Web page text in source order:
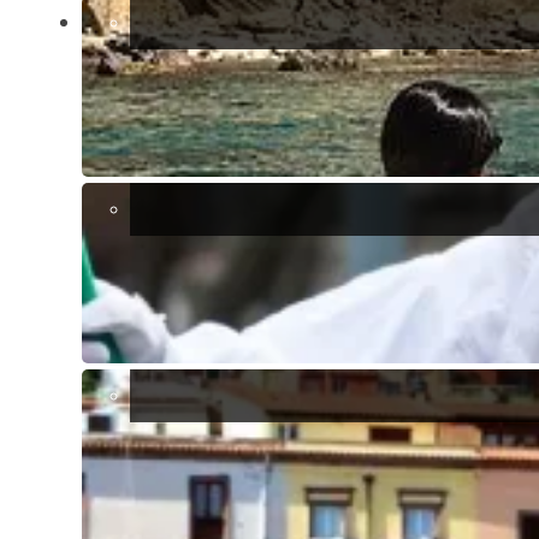
pensionati e investitori.
I nuovi sviluppi nelle periferie offrono comfort moderni, mentre il
centro storico attira chi cerca carattere e vicinanza ai monumenti
culturali. Anche i rendimenti degli affitti a Sestu sono promettenti, in
particolare per le proprietà destinate a inquilini a lungo termine che
lavorano nella vicina Cagliari.
🚀 Perché Scegliere Sestu?
🌐Accessibilità: La vicinanza a Cagliari e i collegamenti di
trasporto eccellenti rendono Sestu ideale per pendolari e
viaggiatori frequenti.
💸Convenienza: I prezzi competitivi degli immobili offrono
un ottimo rapporto qualità-prezzo rispetto ai centri urbani
vicini.
📚Spirito di Comunità: L’atmosfera accogliente di Sestu e le
sue ricche tradizioni creano un ambiente ideale per i nuovi
arrivati.
Potenziale di Crescita: Con lo sviluppo in corso e
l’interesse crescente, i valori immobiliari a Sestu sono
destinati a un apprezzamento costante.